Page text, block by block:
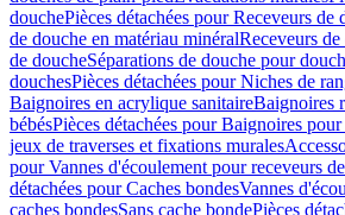
douchePièces détachées pour Receveurs de
de douche en matériau minéralReceveurs
de doucheSéparations de douche pour
douchesPièces détachées pour Niches de
Baignoires en acrylique sanitaireBaignoires
bébésPièces détachées pour Baignoires pour
jeux de traverses et fixations murales
pour Vannes d'écoulement pour receveurs
détachées pour Caches bondesVannes
caches bondesSans cache bondePièces